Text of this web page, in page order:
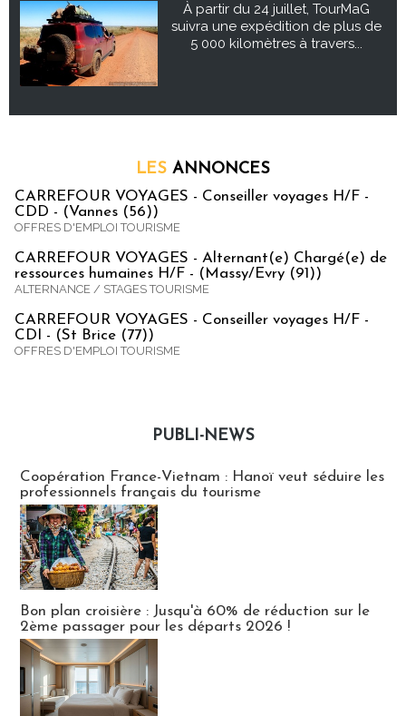
À partir du 24 juillet, TourMaG
suivra une expédition de plus de
5 000 kilomètres à travers...
LES ANNONCES
CARREFOUR VOYAGES - Conseiller voyages H/F -
CDD - (Vannes (56))
OFFRES D'EMPLOI TOURISME
CARREFOUR VOYAGES - Alternant(e) Chargé(e) de
ressources humaines H/F - (Massy/Evry (91))
ALTERNANCE / STAGES TOURISME
CARREFOUR VOYAGES - Conseiller voyages H/F -
CDI - (St Brice (77))
OFFRES D'EMPLOI TOURISME
PUBLI-NEWS
Coopération France-Vietnam : Hanoï veut séduire les
professionnels français du tourisme
Bon plan croisière : Jusqu'à 60% de réduction sur le
2ème passager pour les départs 2026 !